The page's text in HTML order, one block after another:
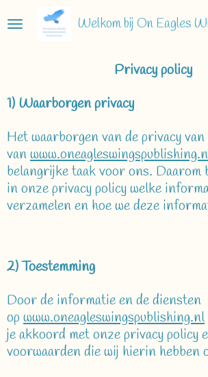
direct
Privacy policy
1) Waarborgen privacy
Het waarborgen van de privacy
van
belangrijke taak voor ons. Daarom
in onze privacy policy welke
verzamelen en hoe we deze
2) Toestemming
Door de informatie en de diensten
op www.oneagleswingspublishing.nl
je akkoord met onze privacy policy
voorwaarden die wij hierin hebben